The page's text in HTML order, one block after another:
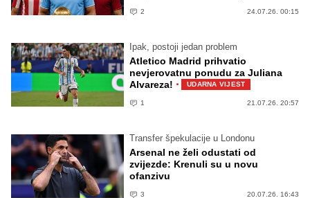
2 24.07.26. 00:15
Ipak, postoji jedan problem
Atletico Madrid prihvatio
nevjerovatnu ponudu za Juliana
Alvareza! · UDARNA VIJEST
1 21.07.26. 20:57
Transfer špekulacije u Londonu
Arsenal ne želi odustati od
zvijezde: Krenuli su u novu
ofanzivu
3 20.07.26. 16:43